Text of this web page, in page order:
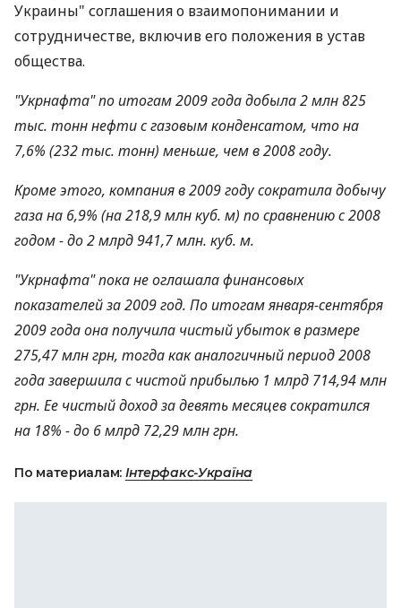
Украины" соглашения о взаимопонимании и
сотрудничестве, включив его положения в устав
общества.
"Укрнафта" по итогам 2009 года добыла 2 млн 825
тыс. тонн нефти с газовым конденсатом, что на
7,6% (232 тыс. тонн) меньше, чем в 2008 году.
Кроме этого, компания в 2009 году сократила добычу
газа на 6,9% (на 218,9 млн куб. м) по сравнению с 2008
годом - до 2 млрд 941,7 млн. куб. м.
"Укрнафта" пока не оглашала финансовых
показателей за 2009 год. По итогам января-сентября
2009 года она получила чистый убыток в размере
275,47 млн грн, тогда как аналогичный период 2008
года завершила с чистой прибылью 1 млрд 714,94 млн
грн. Ее чистый доход за девять месяцев сократился
на 18% - до 6 млрд 72,29 млн грн.
По материалам: Інтерфакс-Україна